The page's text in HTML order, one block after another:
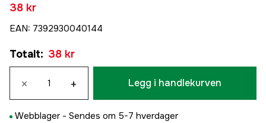
38 kr
EAN: 7392930040144
Totalt: 38 kr
× + Legg i handlekurven
Webblager - Sendes om 5-7 hverdager